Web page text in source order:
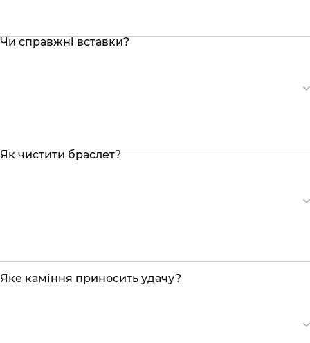
Чи справжні вставки?
Як чистити браслет?
Яке каміння приносить удачу?